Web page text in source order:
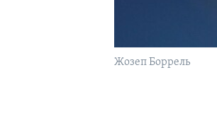
Жозеп Боррель